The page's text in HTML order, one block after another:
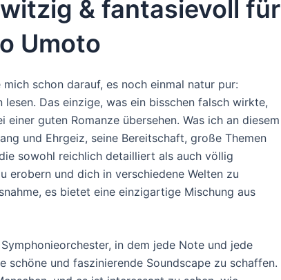
& fantasievoll für
Umoto
schon darauf, es noch einmal natur pur:
Das einzige, was ein bisschen falsch wirkte,
guten Romanze übersehen. Was ich an diesem
und Ehrgeiz, seine Bereitschaft, große Themen
sowohl reichlich detailliert als auch völlig
erobern und dich in verschiedene Welten zu
es bietet eine einzigartige Mischung aus
in dem jede Note und jede
schöne und faszinierende Soundscape zu schaffen.